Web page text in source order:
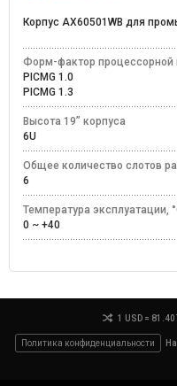
Корпус AX60501WB для
Форм-фактор процессорной
PICMG 1.0
PICMG 1.3
Высота 19” корпуса
6U
Общее количество слотов
6
Температура эксплуатации,
0 ~ +40
1 USD =
Политика конфиденциальности